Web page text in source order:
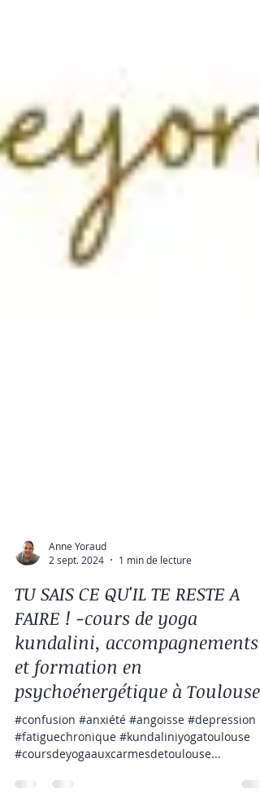
Anne Yoraud
2 sept. 2024
1 min de lecture
TU SAIS CE QU'IL TE RESTE A
FAIRE ! -cours de yoga
kundalini, accompagnements
et formation en
psychoénergétique à Toulouse